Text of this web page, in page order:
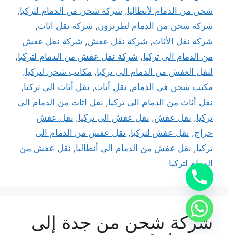
شحن من الدمام لأنطاليا, شركة شحن من الدمام لتركيا,
شركة شحن من الدمام لطربزون, شركة نقل اثاث,
شركة نقل الأثاث, شركة نقل عفش, شركة نقل عفش
من الدمام الى تركيا, شركة نقل عفش من الدمام لتركيا,
لنقل العفش من الدمام الى تركيا, مكاتب شحن لتركيا,
مكتب شحن في الدمام, نقل أثاث, نقل أثاث الى تركيا,
نقل أثاث من الدمام الى تركيا, نقل اثاث من الدمام الي
تركيا, نقل عفش, نقل عفش الى تركيا, نقل عفش
حراج, نقل عفش لتركيا, نقل عفش من الدمام الى
تركيا, نقل عفش من الدمام الي أنطاليا, نقل عفش من
الدمام لتركيا
شركة شحن من جدة إلى